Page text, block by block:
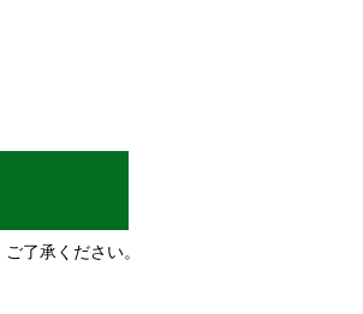
了承ください。